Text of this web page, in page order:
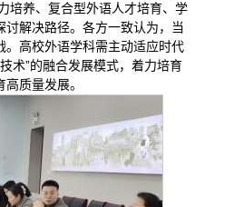
培养、复合型外语人才培育、学
解决路径。各方一致认为，当
高校外语学科需主动适应时代
术”的融合发展模式，着力培育
质量发展。